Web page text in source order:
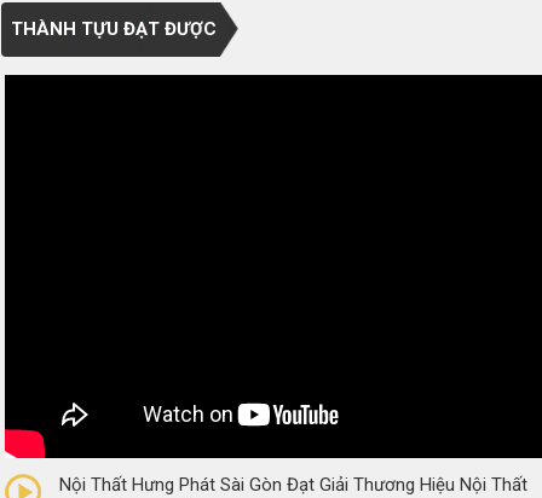
THÀNH TỰU ĐẠT ĐƯỢC
(0 Reviews)
Nội Thất Hưng Phát Sài Gòn Đạt Giải Thương Hiệu Nội Thất